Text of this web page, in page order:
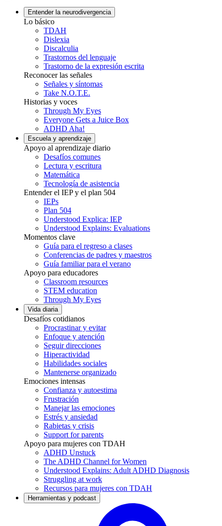
Entender la neurodivergencia
Lo básico
TDAH
Dislexia
Discalculia
Trastornos del lenguaje
Trastorno de la expresión escrita
Reconocer las señales
Señales y síntomas
Take N.O.T.E.
Historias y voces
Through My Eyes
Everyone Gets a Juice Box
ADHD Aha!
Escuela y aprendizaje
Apoyo al aprendizaje diario
Desafíos comunes
Lectura y escritura
Matemática
Tecnología de asistencia
Entender el IEP y el plan 504
IEPs
Plan 504
Understood Explica: IEP
Understood Explains: Evaluations
Momentos clave
Guía para el regreso a clases
Conferencias de padres y maestros
Guía familiar para el verano
Apoyo para educadores
Classroom resources
STEM education
Through My Eyes
Vida diaria
Desafíos cotidianos
Procrastinar y evitar
Enfoque y atención
Seguir direcciones
Hiperactividad
Habilidades sociales
Mantenerse organizado
Emociones intensas
Confianza y autoestima
Frustración
Manejar las emociones
Estrés y ansiedad
Rabietas y crisis
Support for parents
Apoyo para mujeres con TDAH
ADHD Unstuck
The ADHD Channel for Women
Understood Explains: Adult ADHD Diagnosis
Struggling at work
Recursos para mujeres con TDAH
Herramientas y podcast